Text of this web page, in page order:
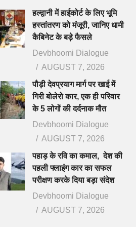
हल्द्वानी में हाईकोर्ट के लिए भूमि
हस्तांतरण को मंजूरी, जानिए धामी
कैबिनेट के बड़े फैसले
Devbhoomi Dialogue
AUGUST 7, 2026
पौड़ी देवप्रयाग मार्ग पर खाई में
गिरी बोलेरो कार, एक ही परिवार
के 5 लोगों की दर्दनाक मौत
Devbhoomi Dialogue
AUGUST 7, 2026
पहाड़ के रवि का कमाल, देश की
पहली फ्लाइंग कार का सफल
परीक्षण करके दिया बड़ा संदेश
Devbhoomi Dialogue
AUGUST 7, 2026